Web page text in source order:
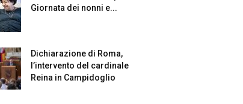
Giornata dei nonni e...
Dichiarazione di Roma,
l’intervento del cardinale
Reina in Campidoglio